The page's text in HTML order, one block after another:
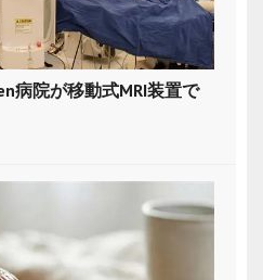
病院が移動式MRI装置で